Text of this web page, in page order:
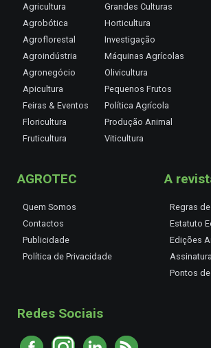
Agricultura
Agrobótica
Agroflorestal
Agroindústria
Agronegócio
Apicultura
Feiras & Eventos
Floricultura
Fruticultura
Grandes Culturas
Horticultura
Investigação
Máquinas Agrícolas
Olivicultura
Pequenos Frutos
Política Agrícola
Produção Animal
Viticultura
AGROTEC
Quem Somos
Contactos
Publicidade
Política de Privacidade
A
Regras
Estatuto
Edições
Assinatura
Pontos
Redes Sociais